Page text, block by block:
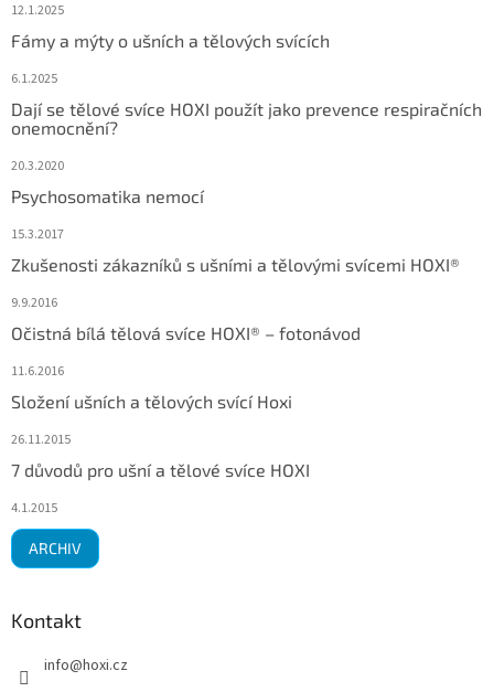
12.1.2025
Fámy a mýty o ušních a tělových svících
6.1.2025
Dají se tělové svíce HOXI použít jako prevence respiračních
onemocnění?
20.3.2020
Psychosomatika nemocí
15.3.2017
Zkušenosti zákazníků s ušními a tělovými svícemi HOXI®
9.9.2016
Očistná bílá tělová svíce HOXI® – fotonávod
11.6.2016
Složení ušních a tělových svící Hoxi
26.11.2015
7 důvodů pro ušní a tělové svíce HOXI
4.1.2015
ARCHIV
Kontakt
info@hoxi.cz